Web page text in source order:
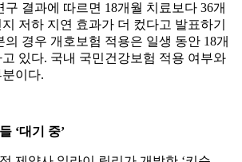
결과에 따르면 18개월 치료보다 36개
저하 지연 효과가 더 컸다고 발표하기
의 경우 개호보험 적용은 일생 동안 18개
있다. 국내 국민건강보험 적용 여부와
이다.
‘대기 중’